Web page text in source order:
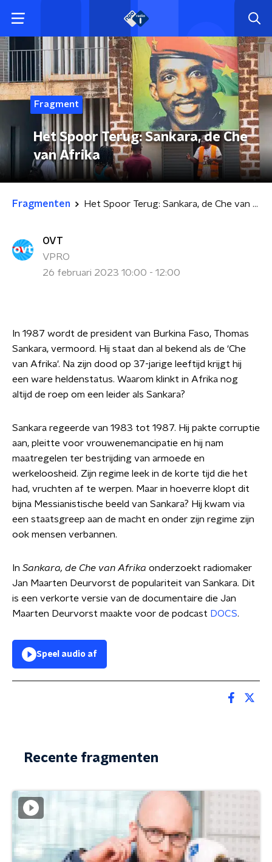
Fragment
Het Spoor Terug: Sankara, de Che
van Afrika
Fragmenten Het Spoor Terug: Sankara, de Che van Afrika
OVT
VPRO
26 februari 2023 10:00 - 12:00
In 1987 wordt de president van Burkina Faso, Thomas
Sankara, vermoord. Hij staat dan al bekend als de ‘Che
van Afrika'. Na zijn dood op 37-jarige leeftijd krijgt hij
een ware heldenstatus. Waarom klinkt in Afrika nog
altijd de roep om een leider als Sankara?
Sankara regeerde van 1983 tot 1987. Hij pakte corruptie
aan, pleitte voor vrouwenemancipatie en hij nam
maatregelen ter bestrijding van armoede en
werkeloosheid. Zijn regime leek in de korte tijd die het
had, vruchten af te werpen. Maar in hoeverre klopt dit
bijna Messianistische beeld van Sankara? Hij kwam via
een staatsgreep aan de macht en onder zijn regime zijn
ook mensen verbannen.
In Sankara, de Che van Afrika onderzoekt radiomaker
Jan Maarten Deurvorst de populariteit van Sankara. Dit
is een verkorte versie van de documentaire die Jan
Maarten Deurvorst maakte voor de podcast DOCS.
Speel audio af
Recente fragmenten